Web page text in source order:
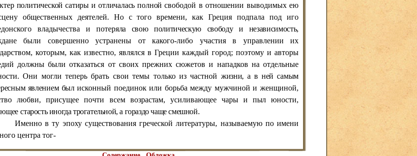
политической сатиры и отличалась полнойсвободой в отношении выводимых ею
общественных деятелей. Но с того времени, как Греция подпала под иго
владычества и потеряла свою политическую свободу и независимость,
были совершенно устранены от какого-либо участия в управлении их
которым, как известно, являлся в Греции каждый город; поэтому и авторы
должны были отказаться от своих прежних сюжетов и нападков на отдельные
Они могли теперь брать свои темы только из частной жизни, а в ней самым
явлением былисконный поединок или борьба между мужчиной и женщиной,
любви, присущее почти всем возрастам, усиливающее чары и пыл юности,
старость иногда трогательной, а гораздо чаще смешной.
Именно в ту эпоху существования греческой литературы, называемую по имени
центра тог-